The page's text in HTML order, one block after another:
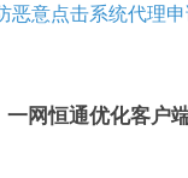
恶意点击系统代理
一网恒通优化客户